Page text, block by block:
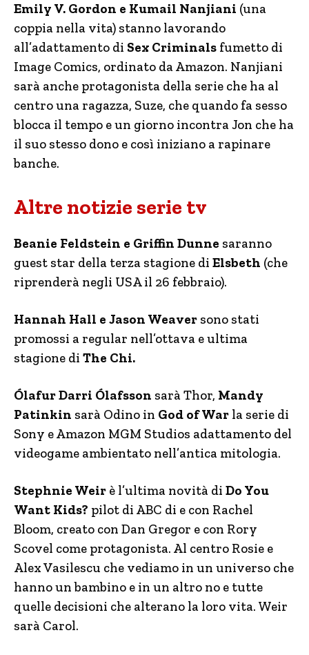
Emily V. Gordon e Kumail Nanjiani (una
coppia nella vita) stanno lavorando
all’adattamento di Sex Criminals fumetto di
Image Comics, ordinato da Amazon. Nanjiani
sarà anche protagonista della serie che ha al
centro una ragazza, Suze, che quando fa sesso
blocca il tempo e un giorno incontra Jon che ha
il suo stesso dono e così iniziano a rapinare
banche.
Altre notizie serie tv
Beanie Feldstein e Griffin Dunne saranno
guest star della terza stagione di Elsbeth (che
riprenderà negli USA il 26 febbraio).
Hannah Hall e Jason Weaver sono stati
promossi a regular nell’ottava e ultima
stagione di The Chi.
Ólafur Darri Ólafsson sarà Thor, Mandy
Patinkin sarà Odino in God of War la serie di
Sony e Amazon MGM Studios adattamento del
videogame ambientato nell’antica mitologia.
Stephnie Weir è l’ultima novità di Do You
Want Kids? pilot di ABC di e con Rachel
Bloom, creato con Dan Gregor e con Rory
Scovel come protagonista. Al centro Rosie e
Alex Vasilescu che vediamo in un universo che
hanno un bambino e in un altro no e tutte
quelle decisioni che alterano la loro vita. Weir
sarà Carol.